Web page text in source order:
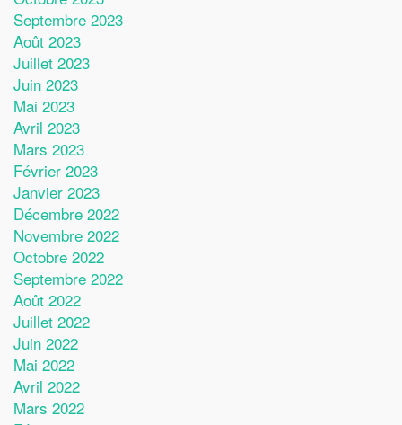
Septembre 2023
Août 2023
Juillet 2023
Juin 2023
Mai 2023
Avril 2023
Mars 2023
Février 2023
Janvier 2023
Décembre 2022
Novembre 2022
Octobre 2022
Septembre 2022
Août 2022
Juillet 2022
Juin 2022
Mai 2022
Avril 2022
Mars 2022